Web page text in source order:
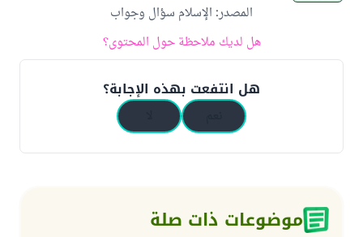
المصدر: الإسلام سؤال وجواب
هل لديك ملاحظة حول المحتوى؟
هل انتفعت بهذه الإجابة؟
موضوعات ذات صلة